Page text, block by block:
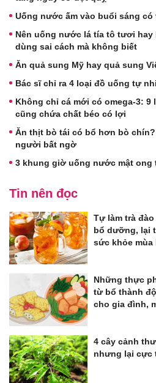
Uống nước ấm vào buổi sáng
Nên uống nước lá tía tô tươi
dùng sai cách mà không biết
Ăn quả sung Mỹ hay quả sung
Bác sĩ chỉ ra 4 loại đồ uống tự
Không chỉ cá mới có omega-3:
cũng chứa chất béo có lợi
Ăn thịt bò tái có bổ hơn bò
người bất ngờ
3 khung giờ uống nước mật ong
Tin nên đọc
Tự làm trà
bổ dưỡng, lại
sức khỏe mùa
Những thực
từ bổ thành
cho gia đình,
4 cây cảnh
nhưng lại cực